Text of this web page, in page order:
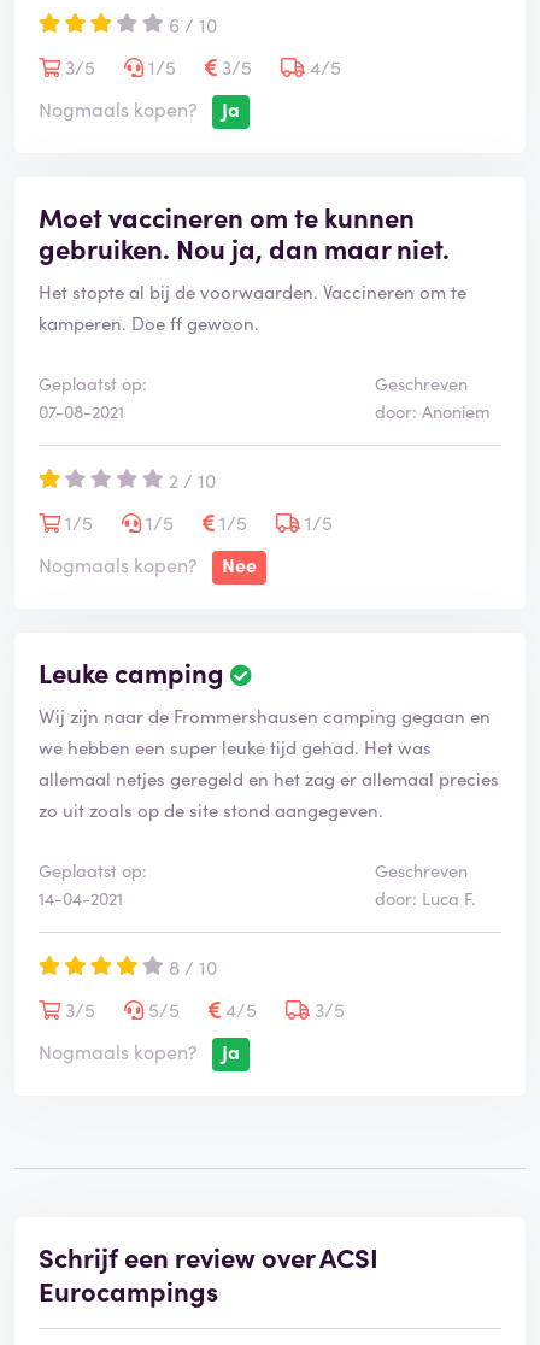
6 / 10
3/5
1/5 3/5
4/5
Nogmaals kopen?
Ja
Moet vaccineren om te kunnen
gebruiken. Nou ja, dan maar niet.
Het stopte al bij de voorwaarden. Vaccineren om te
kamperen. Doe ff gewoon.
Geplaatst op:
07-08-2021
Geschreven
door: Anoniem
2 / 10
1/5
1/5 1/5
1/5
Nogmaals kopen?
Nee
Leuke camping
Wij zijn naar de Frommershausen camping gegaan en
we hebben een super leuke tijd gehad. Het was
allemaal netjes geregeld en het zag er allemaal precies
zo uit zoals op de site stond aangegeven.
Geplaatst op:
14-04-2021
Geschreven
door: Luca F.
8 / 10
3/5
5/5 4/5
3/5
Nogmaals kopen?
Ja
Schrijf een review over ACSI
Eurocampings